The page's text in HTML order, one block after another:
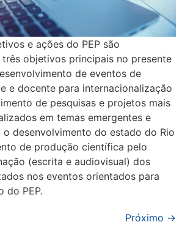
e ações do PEP são
objetivos principais no presente
de eventos de
e docente para internacionalização
de pesquisas e projetos mais
em temas emergentes e
o desenvolvimento do estado do Rio
de produção científica pelo
(escrita e audiovisual) dos
nos eventos orientados para
do PEP.
Próximo →